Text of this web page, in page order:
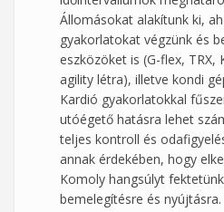
Állomásokat alakítunk ki,
gyakorlatokat végzünk és
eszközöket is (G-flex, TRX,
agility létra), illetve kondi
Kardió gyakorlatokkal
utóégető hatásra lehet
teljes kontroll és
annak érdekében, hogy
Komoly hangsúlyt
bemelegítésre és nyújtásra.